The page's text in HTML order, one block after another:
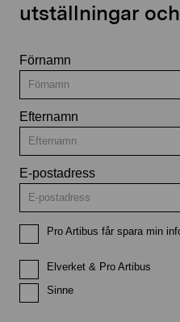
utställningar
Förnamn
Efternamn
E-postadress
Pro Artibus får spara min
Elverket & Pro Artibus
Sinne